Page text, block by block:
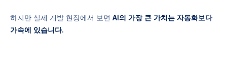
하지만 실제 개발 현장에서 보면 AI의 가장 큰 가치는 자동화보다
가속에 있습니다.